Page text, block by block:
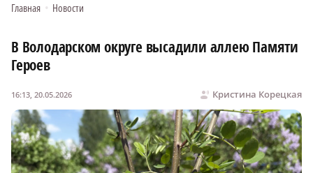
Главная • Новости
В Володарском округе высадили аллею Памяти
Героев
Кристина Корецкая
16:13, 20.05.2026